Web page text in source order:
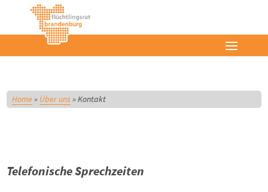
Home» Über uns »Kontakt
Telefonische Sprechzeiten